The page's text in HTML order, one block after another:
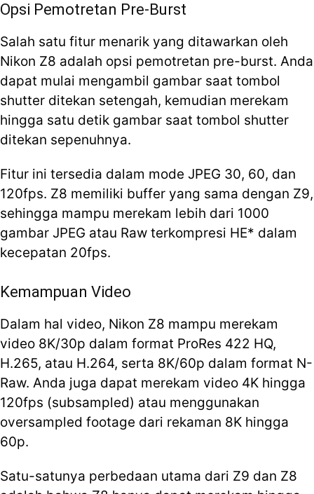
Opsi Pemotretan Pre-Burst
Salah satu fitur menarik yang ditawarkan oleh
Nikon Z8 adalah opsi pemotretan pre-burst. Anda
dapat mulai mengambil gambar saat tombol
shutter ditekan setengah, kemudian merekam
hingga satu detik gambar saat tombol shutter
ditekan sepenuhnya.
Fitur ini tersedia dalam mode JPEG 30, 60, dan
120fps. Z8 memiliki buffer yang sama dengan Z9,
sehingga mampu merekam lebih dari 1000
gambar JPEG atau Raw terkompresi HE* dalam
kecepatan 20fps.
Kemampuan Video
Dalam hal video, Nikon Z8 mampu merekam
video 8K/30p dalam format ProRes 422 HQ,
H.265, atau H.264, serta 8K/60p dalam format N-
Raw. Anda juga dapat merekam video 4K hingga
120fps (subsampled) atau menggunakan
oversampled footage dari rekaman 8K hingga
60p.
Satu-satunya perbedaan utama dari Z9 dan Z8